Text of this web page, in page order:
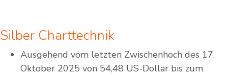
Silber Charttechnik
Ausgehend vom letzten Zwischenhoch des 17.
Oktober 2025 von 54,48 US-Dollar bis zum